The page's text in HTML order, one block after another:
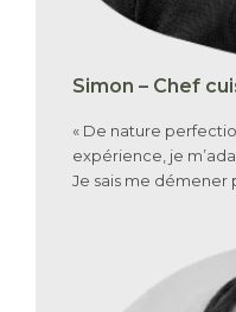
Simon – Chef
« De nature
expérience, je
Je sais me démener